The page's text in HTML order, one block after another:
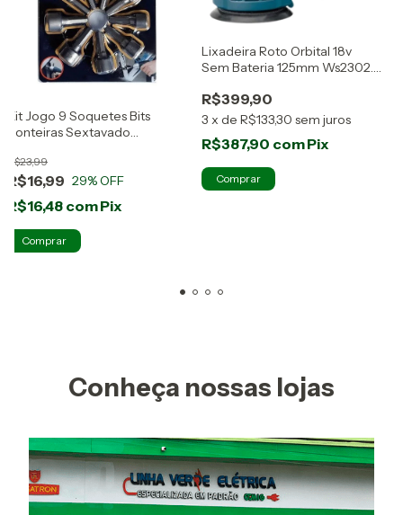
Kit Jogo 9 Soquetes Bits
Ponteiras Sextavado
R$16,99
R$23,99
29% OFF
R$16,48 comPix
Lixadeira Roto Orbital 18v
Sem Bateria 125mm Ws2302.9
R$399,90
3 x de R$133,30 sem juros
R$387,90 comPix
Conheça nossas lojas